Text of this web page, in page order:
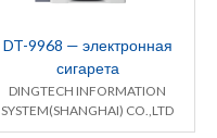
DT-9968 — электронная
сигарета
DINGTECH INFORMATION
SYSTEM(SHANGHAI) CO.,LTD